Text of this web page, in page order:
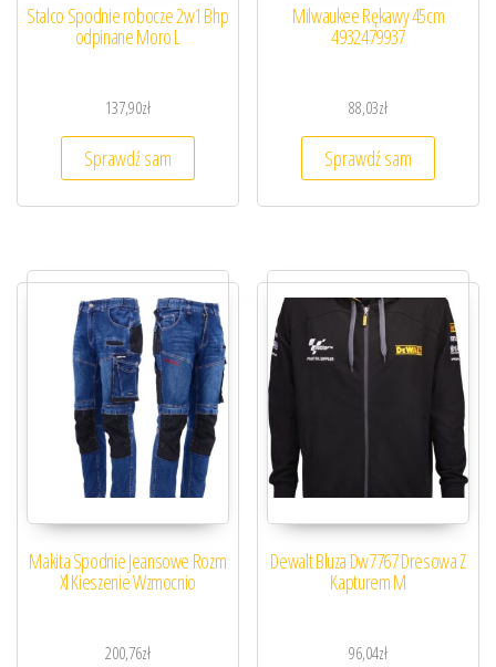
Stalco Spodnie robocze 2w1 Bhp
odpinane Moro L
137,90zł
Sprawdź sam
Milwaukee Rękawy 45cm
4932479937
88,03zł
Sprawdź sam
Makita Spodnie Jeansowe Rozm
Xl Kieszenie Wzmocnio
200,76zł
Dewalt Bluza Dw7767 Dresowa Z
Kapturem M
96,04zł